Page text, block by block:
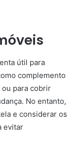
útil para
complemento
para cobrir
No entanto,
e considerar os
evitar